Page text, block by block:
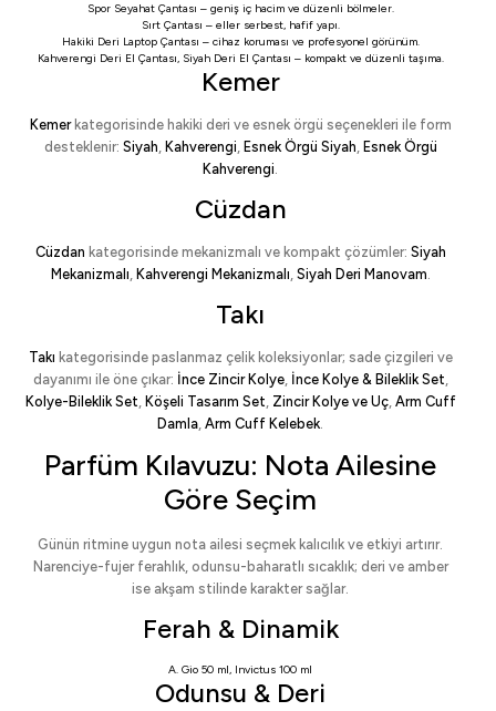
Spor Seyahat Çantası – geniş iç hacim ve düzenli bölmeler.
Sırt Çantası – eller serbest, hafif yapı.
Hakiki Deri Laptop Çantası – cihaz koruması ve profesyonel görünüm.
Kahverengi Deri El Çantası, Siyah Deri El Çantası – kompakt ve düzenli taşıma.
Kemer
Kemerkategorisinde hakiki deri ve esnek örgü seçenekleri ile form
desteklenir: Siyah, Kahverengi, Esnek Örgü Siyah, Esnek Örgü
Kahverengi.
Cüzdan
Cüzdan kategorisinde mekanizmalı ve kompakt çözümler: Siyah
Mekanizmalı, Kahverengi Mekanizmalı, Siyah Deri Manovam.
Takı
Takı kategorisinde paslanmaz çelik koleksiyonlar; sade çizgileri ve
dayanımı ile öne çıkar: İnce Zincir Kolye, İnce Kolye & Bileklik Set,
Kolye-Bileklik Set, Köşeli Tasarım Set, Zincir Kolye ve Uç, Arm Cuff
Damla, Arm Cuff Kelebek.
Parfüm Kılavuzu: Nota Ailesine
Göre Seçim
Günün ritmine uygun nota ailesi seçmek kalıcılık ve etkiyi artırır.
Narenciye-fujer ferahlık, odunsu-baharatlı sıcaklık; deri ve amber
ise akşam stilinde karakter sağlar.
Ferah & Dinamik
A. Gio 50 ml, Invictus 100 ml
Odunsu & Deri